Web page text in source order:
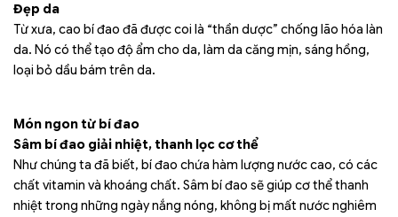
Đẹp da
Từ xưa, cao bí đao đã được coi là “thần dược” chống lão hóa làn
da. Nó có thể tạo độ ẩm cho da, làm da căng mịn, sáng hồng,
loại bỏ dầu bám trên da.
Món ngon từ bí đao
Sâm bí đao giải nhiệt, thanh lọc cơ thể
Như chúng ta đã biết, bí đao chứa hàm lượng nước cao, có các
chất vitamin và khoáng chất. Sâm bí đao sẽ giúp cơ thể thanh
nhiệt trong những ngày nắng nóng, không bị mất nước nghiêm